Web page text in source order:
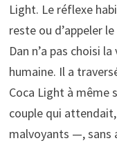
Light. Le réflexe
reste ou d’appeler
Dan n’a pas choisi
humaine. Il a
Coca Light à même
couple qui
malvoyants —, sans